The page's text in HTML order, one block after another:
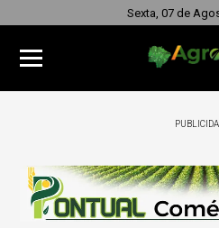
Sexta, 07 de